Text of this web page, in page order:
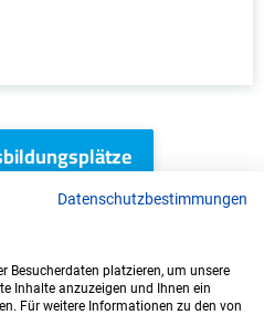
Ausbildungsplätze
Datenschutzbestimmungen
Besucherdaten platzieren, um unsere
Inhalte anzuzeigen und Ihnen ein
Für weitere Informationen zu den von